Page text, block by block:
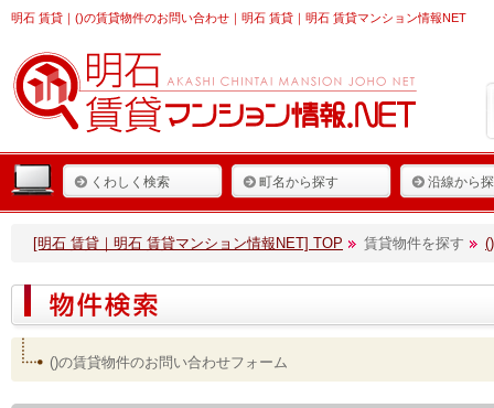
明石 賃貸 ｜()の賃貸物件のお問い合わせ｜明石 賃貸｜明石 賃貸マンション情報NET
くわしく検索 町名から探す 沿線から
[明石 賃貸｜明石 賃貸マンション情報NET] TOP 賃貸物件を探す
()の賃貸物件のお問い合わせフォーム